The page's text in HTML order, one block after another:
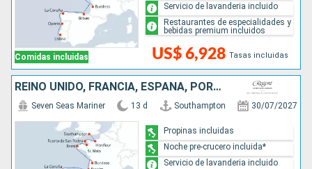
Comidas incluidas US$ 6,928 Tasas incluidas
Servicio de lavanderia incluido
Restaurantes de especialidades y
bebidas premium incluidos
REINO UNIDO, FRANCIA, ESPAÑA, PORTUGAL
Seven Seas Mariner 13 d Southampton 30/07/2027
Propinas incluidas
Noche pre-crucero incluida*
Servicio de lavanderia incluido